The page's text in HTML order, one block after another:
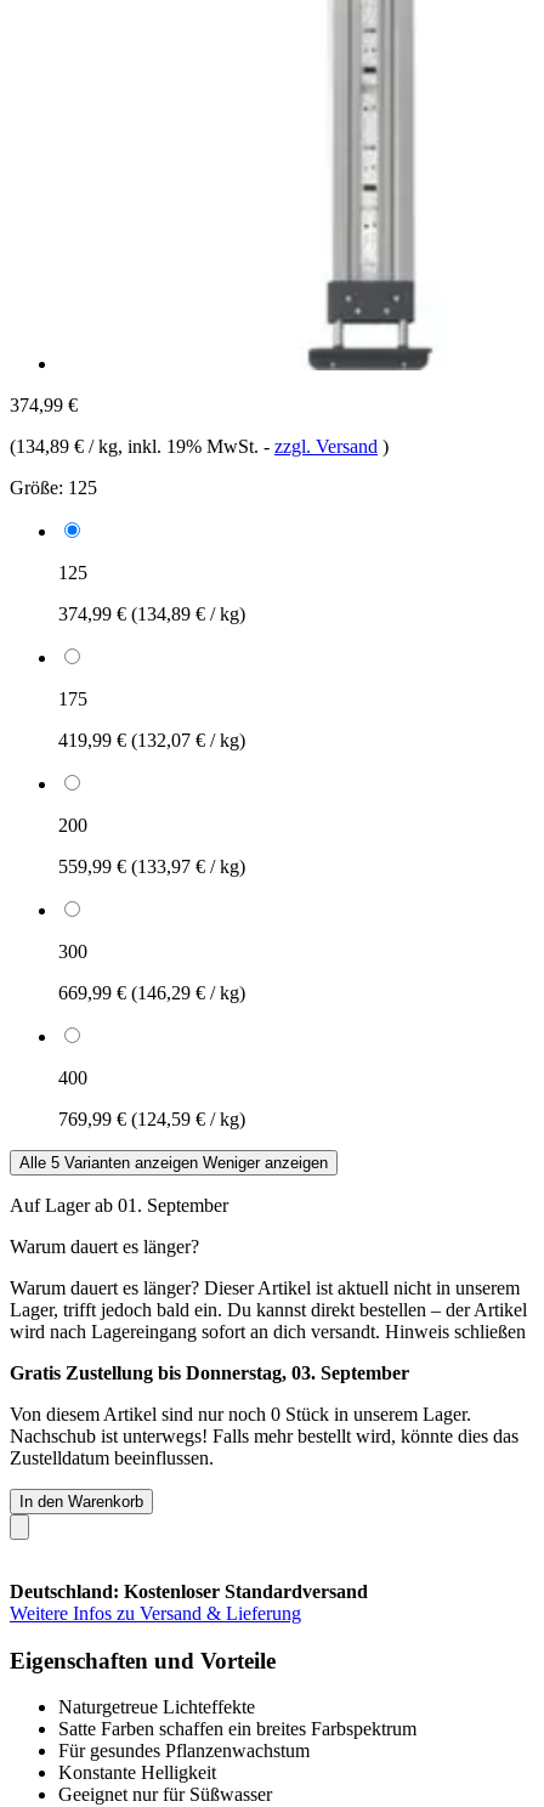
374,99 €
(134,89 € / kg, inkl. 19% MwSt. - zzgl. Versand )
Größe: 125
125
374,99 € (134,89 € / kg)
175
419,99 € (132,07 € / kg)
200
559,99 € (133,97 € / kg)
300
669,99 € (146,29 € / kg)
400
769,99 € (124,59 € / kg)
Alle 5 Varianten anzeigen Weniger anzeigen
Auf Lager ab 01. September
Warum dauert es länger?
Warum dauert es länger? Dieser Artikel ist aktuell nicht in unserem
Lager, trifft jedoch bald ein. Du kannst direkt bestellen – der Artikel
wird nach Lagereingang sofort an dich versandt. Hinweis schließen
Gratis Zustellung bis Donnerstag, 03. September
Von diesem Artikel sind nur noch 0 Stück in unserem Lager.
Nachschub ist unterwegs! Falls mehr bestellt wird, könnte dies das
Zustelldatum beeinflussen.
In den Warenkorb
Deutschland: Kostenloser Standardversand
Weitere Infos zu Versand & Lieferung
Eigenschaften und Vorteile
Naturgetreue Lichteffekte
Satte Farben schaffen ein breites Farbspektrum
Für gesundes Pflanzenwachstum
Konstante Helligkeit
Geeignet nur für Süßwasser